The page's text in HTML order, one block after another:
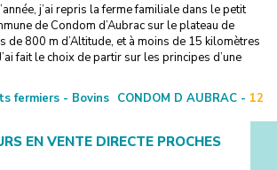
j’ai repris la ferme familiale dans le petit
de Condom d’Aubrac sur le plateau de
de 800 m d’Altitude, et à moins de 15 kilomètres
fait le choix de partir sur les principes d’une
fermiers - Bovins CONDOM D AUBRAC - 12
EN VENTE DIRECTE PROCHES